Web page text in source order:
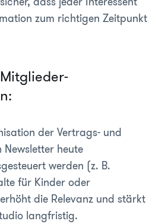
zum richtigen Zeitpunkt
der Vertrags- und
heute
werden (z. B.
für Kinder oder
die Relevanz und stärkt
langfristig.